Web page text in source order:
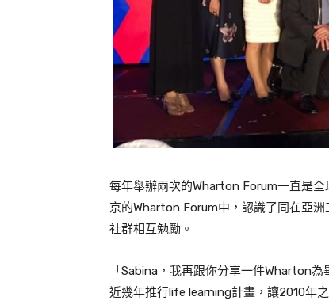
每年舉辦兩次的Wharton Forum一直是全
京的Wharton Forum中，認識了同在亞
社群相互勉勵。
「 Sabina ，我再跟你分享一件Wharton為
近幾年推行life learning計畫，讓2010年